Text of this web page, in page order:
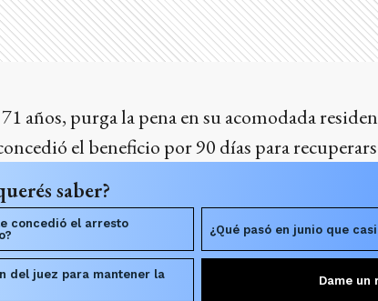
años, purga la pena en su acomodada
el beneficio por 90 días para
saber?
concedió el arresto
¿Qué pasó en junio que
del juez para mantener la Dame un